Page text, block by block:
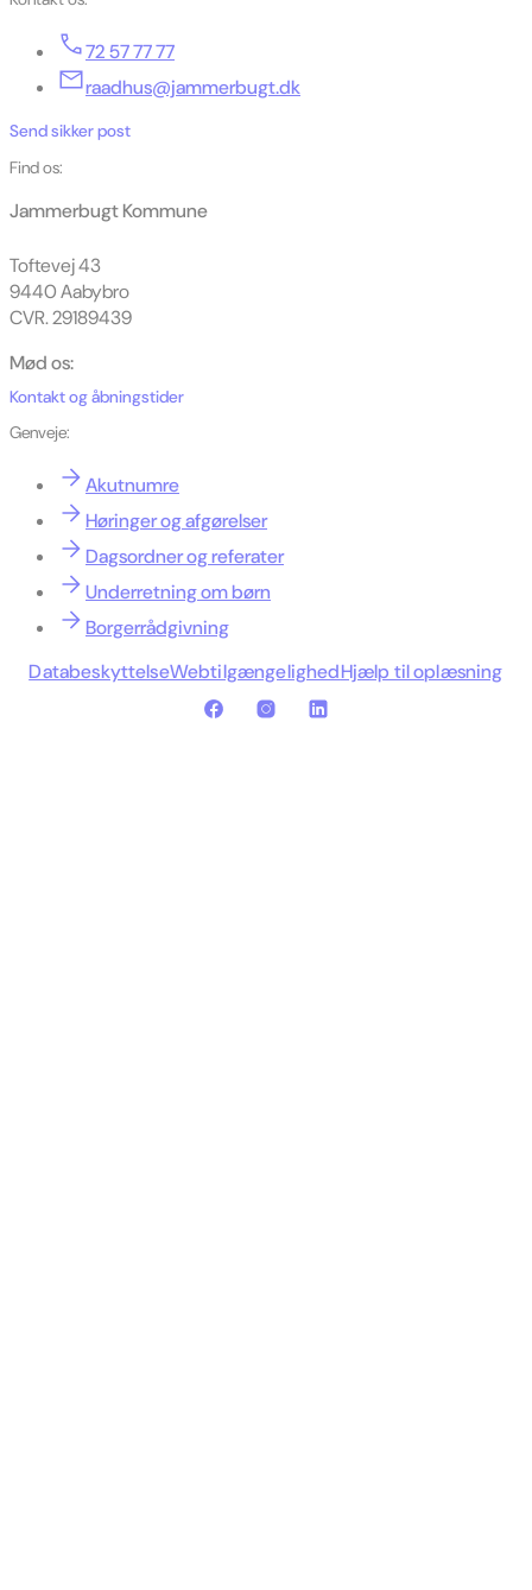
72 57 77 77
raadhus@jammerbugt.dk
Send sikker post
Find os:
Jammerbugt Kommune
Toftevej 43
9440 Aabybro
CVR. 29189439
Mød os:
Kontakt og åbningstider
Genveje:
Akutnumre
Høringer og afgørelser
Dagsordner og referater
Underretning om børn
Borgerrådgivning
DatabeskyttelseWebtilgængelighedHjælp til oplæsning